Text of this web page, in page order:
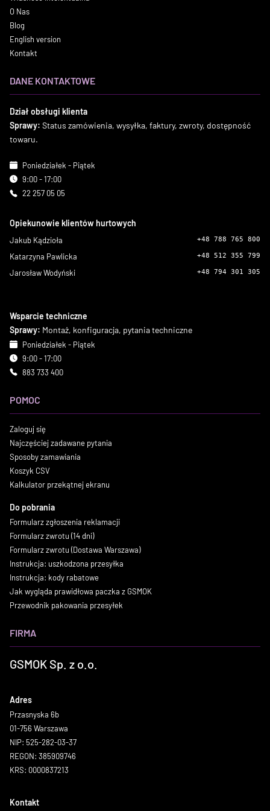
O Nas
Blog
English version
Kontakt
DANE KONTAKTOWE
Dział obsługi klienta
Sprawy: Status zamówienia, wysyłka, faktury, zwroty, dostępność
towaru.
Poniedziałek - Piątek
9:00 - 17:00
22 257 05 05
Opiekunowie klientów hurtowych
Jakub Kądzioła +48 788 765 800
Katarzyna Pawlicka +48 512 355 799
Jarosław Wodyński +48 794 301 305
Wsparcie techniczne
Sprawy: Montaż, konfiguracja, pytania techniczne
Poniedziałek - Piątek
9:00 - 17:00
883 733 400
POMOC
Zaloguj się
Najczęściej zadawane pytania
Sposoby zamawiania
Koszyk CSV
Kalkulator przekątnej ekranu
Do pobrania
Formularz zgłoszenia reklamacji
Formularz zwrotu (14 dni)
Formularz zwrotu (Dostawa Warszawa)
Instrukcja: uszkodzona przesyłka
Instrukcja: kody rabatowe
Jak wygląda prawidłowa paczka z GSMOK
Przewodnik pakowania przesyłek
FIRMA
GSMOK Sp. z o.o.
Adres
Przasnyska 6b
01-756 Warszawa
NIP: 525-282-03-37
REGON: 385909746
KRS: 0000837213
Kontakt